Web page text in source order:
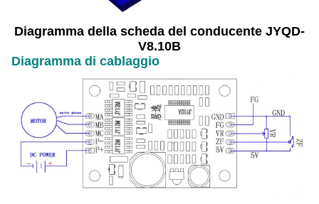
Diagramma della scheda del conducente JYQD-
V8.10B
Diagramma di cablaggio